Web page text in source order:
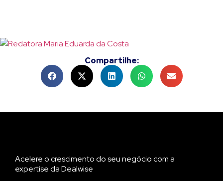
Compartilhe:
Acelere o crescimento do seu negócio com a
expertise da Dealwise